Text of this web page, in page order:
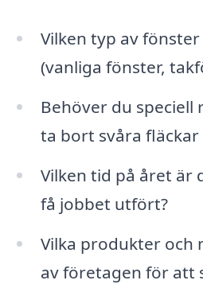
Vilken typ av
(vanliga fönster,
Behöver du
ta bort svåra fläckar
Vilken tid på året är
få jobbet utfört?
Vilka produkter och
av företagen för att